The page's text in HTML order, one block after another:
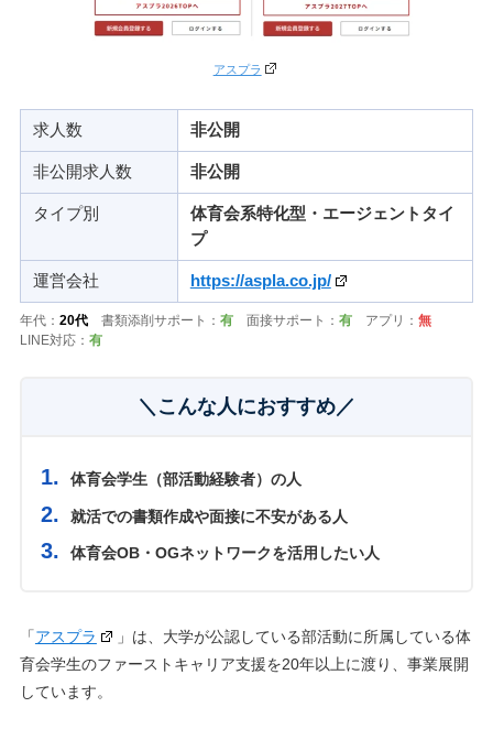
アスプラ
求人数 非公開
非公開求人数 非公開
タイプ別
体育会系特化型・エージェントタイ
プ
運営会社 https://aspla.co.jp/
年代： 20代書類添削サポート： 有面接サポート： 有アプリ： 無
LINE対応： 有
＼こんな人におすすめ／
体育会学生（部活動経験者）の人
就活での書類作成や面接に不安がある人
体育会OB・OGネットワークを活用したい人
「アスプラ
」は、大学が公認している部活動に所属している体
育会学生のファーストキャリア支援を20年以上に渡り、事業展開
しています。